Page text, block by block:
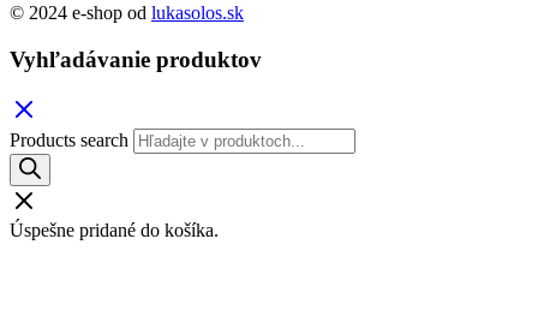
© 2024 e-shop od lukasolos.sk
Vyhľadávanie produktov
Products search
Úspešne pridané do košíka.